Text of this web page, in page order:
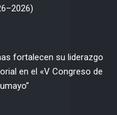
fortalecen su liderazgo
en el «V Congreso de